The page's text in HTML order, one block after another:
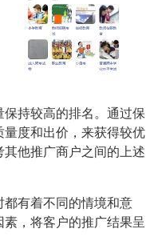
持较高的排名。通过保
度和出价，来获得较优
他推广商户之间的上述
有着不同的情境和意
，将客户的推广结果呈